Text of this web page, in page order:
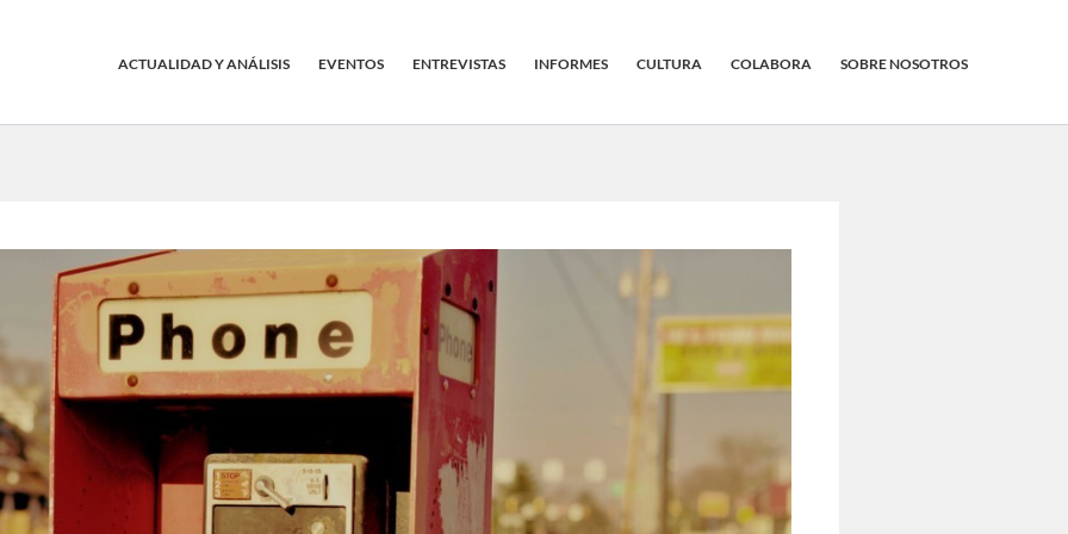
ACTUALIDAD Y ANÁLISIS EVENTOS ENTREVISTAS INFORMES CULTURA COLABORA SOBRE NOSOTROS